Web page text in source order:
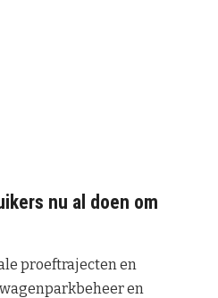
nu al doen om
proeftrajecten en
en